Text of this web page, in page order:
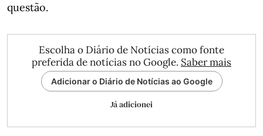
questão.
Escolha o Diário de Notícias como fonte
preferida de notícias no Google. Saber mais
Adicionar o Diário de Notícias ao Google
Já adicionei